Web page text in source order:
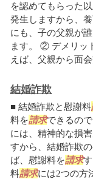
を認めてもらった
発生しますから、
にも、子の父親が
ます。 ② デメリッ
えば、父親から面
結婚詐欺
■ 結婚詐欺と慰謝料
料を請求できるの
には、精神的な損
すから、結婚詐欺
ば、慰謝料を請求
料請求には2つの方